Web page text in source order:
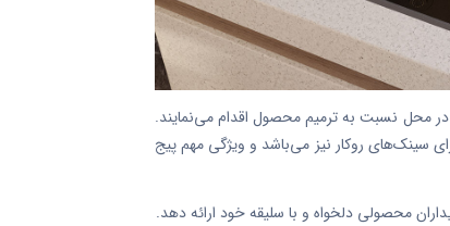
محل نسبت به ترمیم محصول اقدام می‌نمایند.
سینک‌های روکار نیز می‌باشد و ویژگی مهم پیج
محصولی دلخواه و با سلیقه خود ارائه دهد.